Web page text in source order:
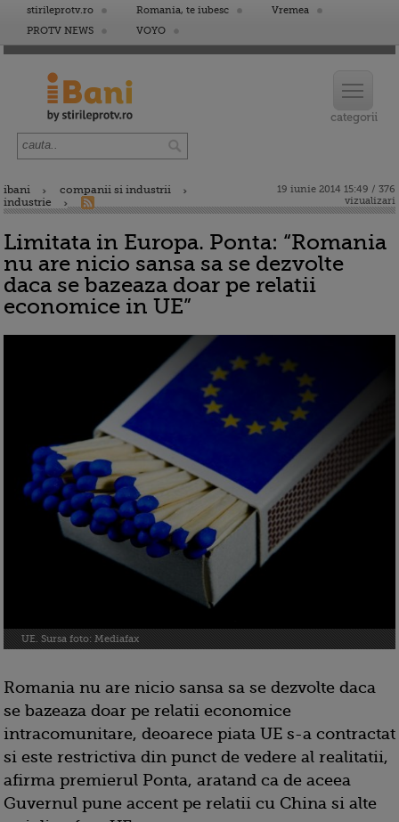
stirileprotv.ro Romania, te iubesc
Vremea
PROTV NEWS
VOYO
ibani
companii si industrii
industrie
19 iunie 2014 15:49 / 376
vizualizari
Limitata in Europa. Ponta: “Romania
nu are nicio sansa sa se dezvolte
daca se bazeaza doar pe relatii
economice in UE”
UE. Sursa foto: Mediafax
Romania nu are nicio sansa sa se dezvolte daca
se bazeaza doar pe relatii economice
intracomunitare, deoarece piata UE s-a contractat
si este restrictiva din punct de vedere al realitatii,
afirma premierul Ponta, aratand ca de aceea
Guvernul pune accent pe relatii cu China si alte